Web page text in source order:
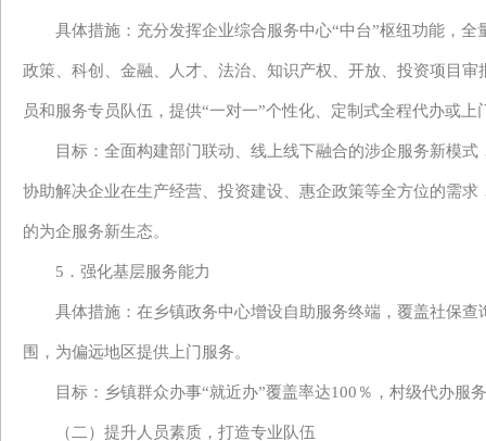
具体措施： 充分发挥企业综合服务中心“中台”枢纽功能，全
政策、科创、金融、人才、法治、知识产权、开放、投资项目
员和服务专员队伍，提供“一对一”个性化、定制式全程代办或上
目标：全面构建部门联动、线上线下融合的涉企服务新模
协助解决企业在生产经营、投资建设、惠企政策等全方位的需
的为企服务新生态。
5． 强化基层服务能力
具体措施：在乡镇政务中心增设自助服务终端，覆盖社保查
围 ，为偏远地区提供上门服务。
目标：乡镇群众办事“就近办”覆盖率达100％，村级代办服
（二）提升人员素质，打造专业队伍